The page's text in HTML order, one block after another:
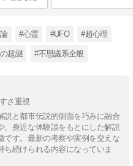
#心霊 #UFO #超心理
超謎 #不思議系全般
さ重視
説と都市伝説的側面を巧みに融合
、身近な体験談をもとにした解説
です。最新の考察や実例を交えな
続けられる内容になっていま
】気になるブログをフォロー。